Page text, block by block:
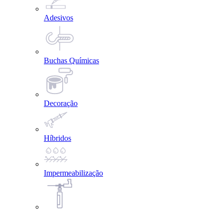
Adesivos
Buchas Químicas
Decoração
Híbridos
Impermeabilização